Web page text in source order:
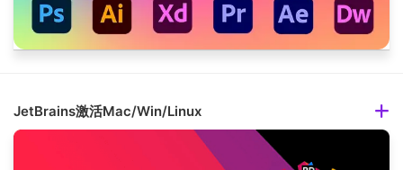
JetBrains激活Mac/Win/Linux